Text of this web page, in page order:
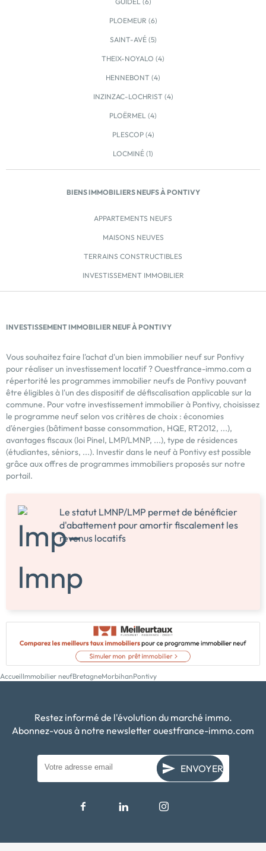
pouvez […] Voir le programme immobilier neuf >>
PLOEMEUR (6)
SAINT-AVÉ (5)
THEIX-NOYALO (4)
HENNEBONT (4)
INZINZAC-LOCHRIST (4)
PLOËRMEL (4)
PLESCOP (4)
LOCMINÉ (1)
BIENS IMMOBILIERS NEUFS À PONTIVY
APPARTEMENTS NEUFS
MAISONS NEUVES
TERRAINS CONSTRUCTIBLES
INVESTISSEMENT IMMOBILIER
INVESTISSEMENT IMMOBILIER NEUF À PONTIVY
Vous souhaitez faire l'achat d'un bien immobilier neuf sur Pontivy
pour réaliser un investissement locatif ? Ouestfrance-immo.com a
répertorité les programmes immobilier neufs de Pontivy pouvant
être éligibles à l'un des dispositif de défiscalisation applicable sur la
commune. Pour votre investissement immobilier à Pontivy, choisissez
le programme neuf selon vos critères de choix : économies
d'énergies (bâtiment basse consommation, HQE, RT2012, ...),
avantages fiscaux (loi Pinel, LMP/LMNP, ...), type de résidences
(étudiantes, séniors, ...). Investir dans le neuf à Pontivy est possible
grâce aux offres de programmes immobiliers proposés sur notre
portail.
Le statut LMNP/LMP permet de bénéficier
d'abattement pour amortir fiscalement les
revenus locatifs
AccueilImmobilier neufBretagneMorbihanPontivy
Restez informé de l'évolution du marché immo.
Abonnez-vous à notre newsletter ouestfrance-immo.com
ENVOYER